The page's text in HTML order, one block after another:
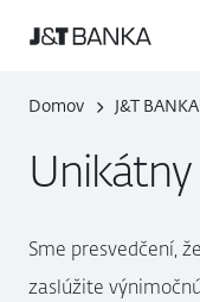
Domov J&T BANKA
Sme presvedčení,
zaslúžite